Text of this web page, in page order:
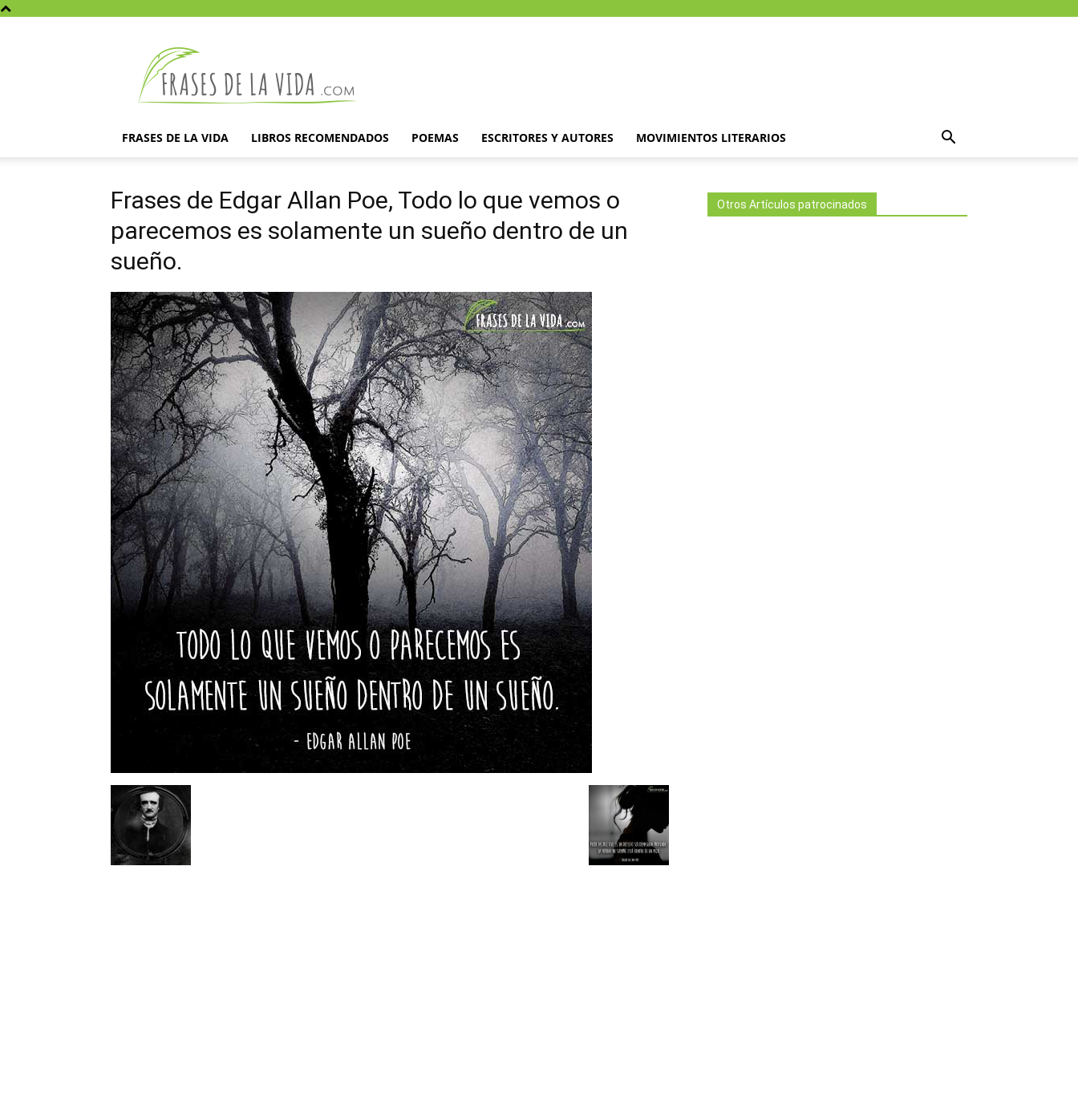
la
vida
FRASES DE LA VIDA LIBROS RECOMENDADOS POEMAS ESCRITORES Y AUTORES MOVIMIENTOS LITERARIOS
Frases de Edgar Allan Poe, Todo lo que vemos o
parecemos es solamente un sueño dentro de un
sueño.
Otros Artículos patrocinados